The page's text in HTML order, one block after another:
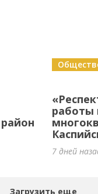
работы
7 дней
Загрузить еще